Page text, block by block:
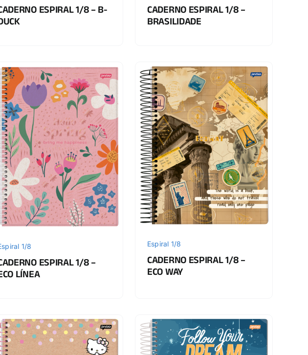
ESPIRAL 1/8 – B-
CADERNO ESPIRAL 1/8 –
BRASILIDADE
1/8
ESPIRAL 1/8 –
LÍNEA
Espiral 1/8
CADERNO ESPIRAL 1/8 –
ECO WAY